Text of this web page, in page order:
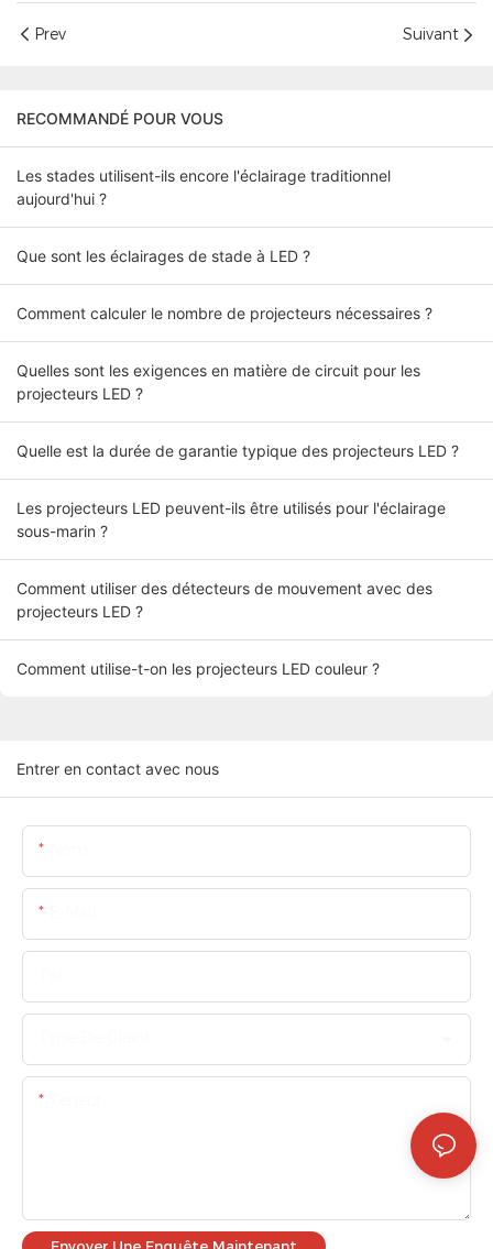
Prev Suivant
RECOMMANDÉ POUR VOUS
Les stades utilisent-ils encore l'éclairage traditionnel
aujourd'hui ?
Que sont les éclairages de stade à LED ?
Comment calculer le nombre de projecteurs nécessaires ?
Quelles sont les exigences en matière de circuit pour les
projecteurs LED ?
Quelle est la durée de garantie typique des projecteurs LED ?
Les projecteurs LED peuvent-ils être utilisés pour l'éclairage
sous-marin ?
Comment utiliser des détecteurs de mouvement avec des
projecteurs LED ?
Comment utilise-t-on les projecteurs LED couleur ?
Entrer en contact avec nous